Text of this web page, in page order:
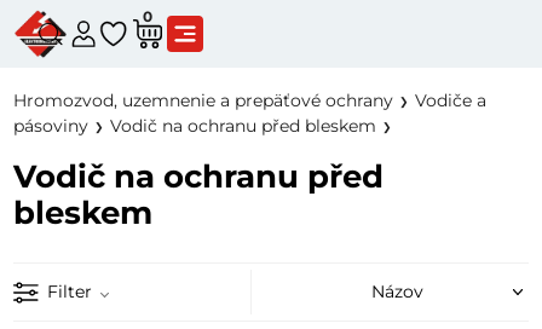
0
Hromozvod, uzemnenie a prepäťové ochrany
Vodiče a
pásoviny
Vodič na ochranu před bleskem
Vodič na ochranu před
bleskem
Filter